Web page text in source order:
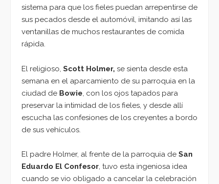
sistema para que los fieles puedan arrepentirse de
sus pecados desde el automóvil, imitando así las
ventanillas de muchos restaurantes de comida
rápida.
El religioso, Scott Holmer, se sienta desde esta
semana en el aparcamiento de su parroquia en la
ciudad de Bowie , con los ojos tapados para
preservar la intimidad de los fieles, y desde allí
escucha las confesiones de los creyentes a bordo
de sus vehículos.
El padre Holmer, al frente de la parroquia de San
Eduardo El Confesor, tuvo esta ingeniosa idea
cuando se vio obligado a cancelar la celebración